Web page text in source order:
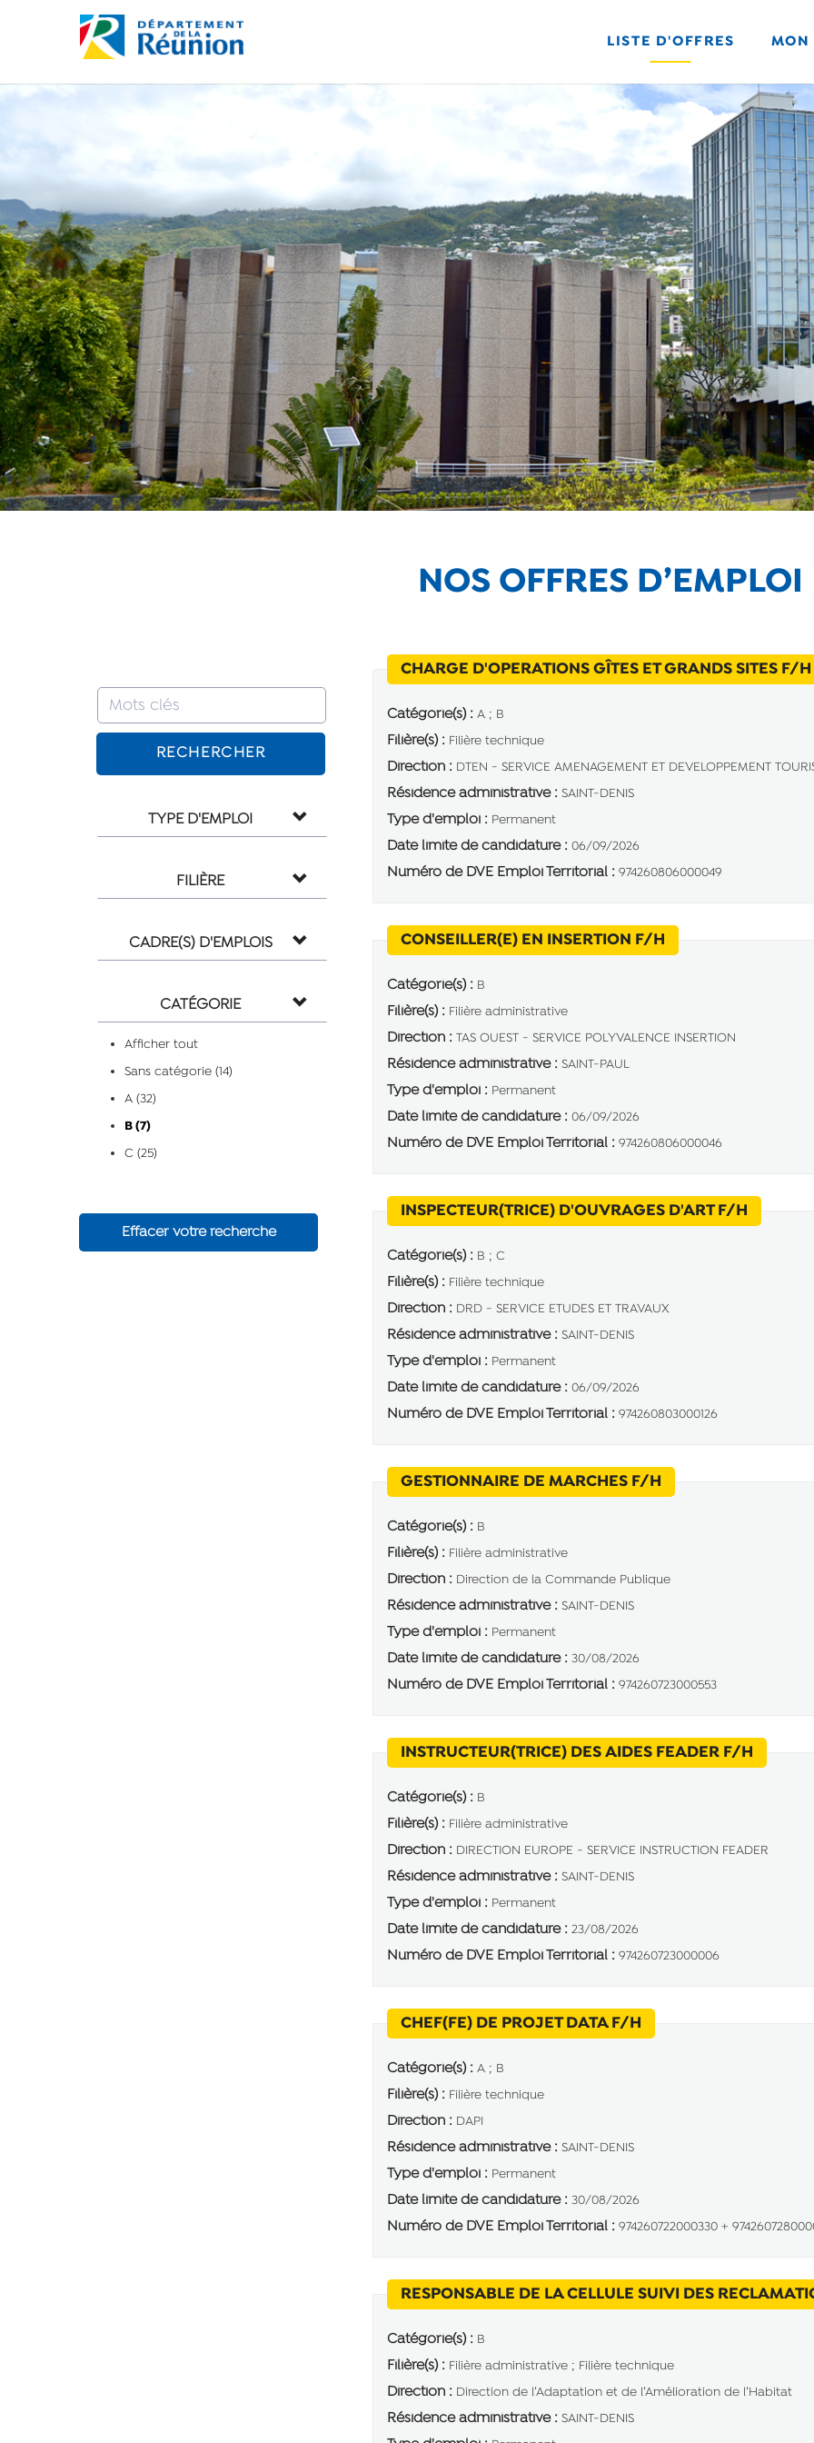
LISTE D'OFFRES MON
NOS OFFRES D’EMPLOI
RECHERCHER
TYPE D'EMPLOI
FILIÈRE
CADRE(S) D'EMPLOIS
CATÉGORIE
Afficher tout
Sans catégorie (14)
A (32)
B (7)
C (25)
Effacer votre recherche
CHARGE D'OPERATIONS GÎTES ET GRANDS SITES F/H
Catégorie(s) : A ; B
Filière(s) : Filière technique
Direction : DTEN - SERVICE AMENAGEMENT ET DEVELOPPEMENT
Résidence administrative : SAINT-DENIS
Type d'emploi : Permanent
Date limite de candidature : 06/09/2026
Numéro de DVE Emploi Territorial : 974260806000049
CONSEILLER(E) EN INSERTION F/H(Nouvelle fenêtre)
Catégorie(s) : B
Filière(s) : Filière administrative
Direction : TAS OUEST - SERVICE POLYVALENCE INSERTION
Résidence administrative : SAINT-PAUL
Type d'emploi : Permanent
Date limite de candidature : 06/09/2026
Numéro de DVE Emploi Territorial : 974260806000046
INSPECTEUR(TRICE) D'OUVRAGES D'ART F/H
Catégorie(s) : B ; C
Filière(s) : Filière technique
Direction : DRD - SERVICE ETUDES ET TRAVAUX
Résidence administrative : SAINT-DENIS
Type d'emploi : Permanent
Date limite de candidature : 06/09/2026
Numéro de DVE Emploi Territorial : 974260803000126
GESTIONNAIRE DE MARCHES F/H(Nouvelle fenêtre)
Catégorie(s) : B
Filière(s) : Filière administrative
Direction : Direction de la Commande Publique
Résidence administrative : SAINT-DENIS
Type d'emploi : Permanent
Date limite de candidature : 30/08/2026
Numéro de DVE Emploi Territorial : 974260723000553
INSTRUCTEUR(TRICE) DES AIDES FEADER F/H
Catégorie(s) : B
Filière(s) : Filière administrative
Direction : DIRECTION EUROPE - SERVICE INSTRUCTION FEADER
Résidence administrative : SAINT-DENIS
Type d'emploi : Permanent
Date limite de candidature : 23/08/2026
Numéro de DVE Emploi Territorial : 974260723000006
CHEF(FE) DE PROJET DATA F/H(Nouvelle fenêtre)
Catégorie(s) : A ; B
Filière(s) : Filière technique
Direction : DAPI
Résidence administrative : SAINT-DENIS
Type d'emploi : Permanent
Date limite de candidature : 30/08/2026
Numéro de DVE Emploi Territorial : 974260722000330 +
RESPONSABLE DE LA CELLULE SUIVI DES
Catégorie(s) : B
Filière(s) : Filière administrative ; Filière technique
Direction : Direction de l’Adaptation et de l’Amélioration de l’Habitat
Résidence administrative : SAINT-DENIS